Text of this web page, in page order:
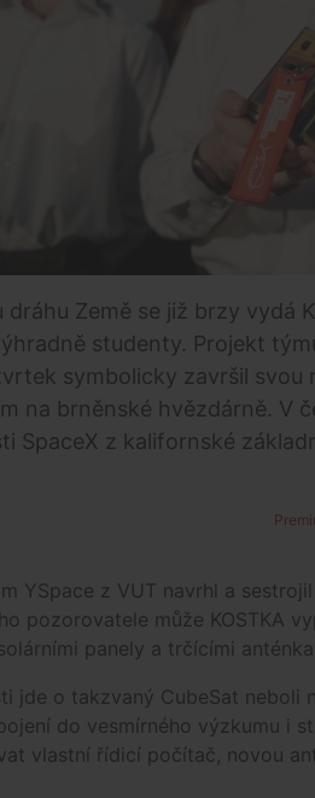
dráhu Země se již brzy vydá
studenty. Projekt
symbolicky završil svou
na brněnské hvězdárně. V
SpaceX z kalifornské
YSpace z VUT navrhl a
pozorovatele může KOSTKA
panely a trčícími
jde o takzvaný CubeSat
do vesmírného výzkumu i
vlastní řídicí počítač, novou